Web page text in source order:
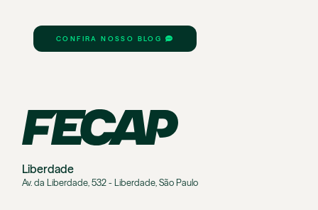
CONFIRA NOSSO BLOG
Liberdade
Av. da Liberdade, 532 - Liberdade, São Paulo